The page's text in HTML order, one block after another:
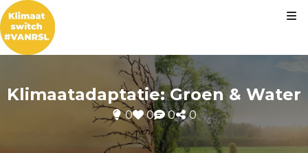
Klimaatadaptatie: Groen & Water
0 0 0 0